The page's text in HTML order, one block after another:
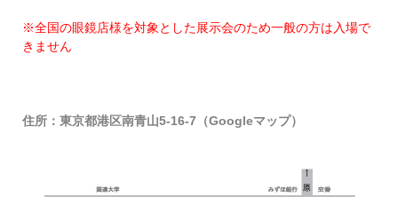
※全国の眼鏡店様を対象とした展示会のため一般の方は入場で
きません
住所：東京都港区南青山5-16-7（Googleマップ）